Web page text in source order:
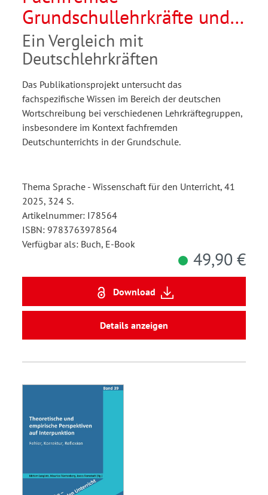
Grundschullehrkräfte und
ihr Wissen zur deutschen
Wortschreibung
Ein Vergleich mit
Deutschlehrkräften
Das Publikationsprojekt untersucht das
fachspezifische Wissen im Bereich der deutschen
Wortschreibung bei verschiedenen Lehrkräftegruppen,
insbesondere im Kontext fachfremden
Deutschunterrichts in der Grundschule.
Thema Sprache - Wissenschaft für den Unterricht, 41
2025, 324 S.
Artikelnummer: I78564
ISBN: 9783763978564
Verfügbar als: Buch, E-Book
49,90 €
Download
Details anzeigen